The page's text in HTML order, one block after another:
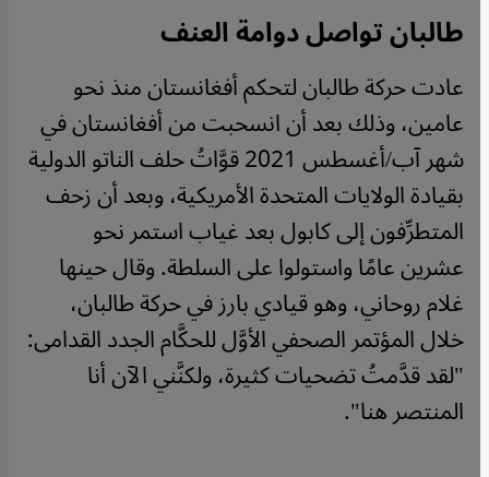
طالبان تواصل دوامة العنف
عادت حركة طالبان لتحكم أفغانستان منذ نحو
عامين، وذلك بعد أن انسحبت من أفغانستان في
شهر آب/أغسطس 2021 قوَّاتُ حلف الناتو الدولية
بقيادة الولايات المتحدة الأمريكية، وبعد أن زحف
المتطرِّفون إلى كابول بعد غياب استمر نحو
عشرين عامًا واستولوا على السلطة. وقال حينها
غلام روحاني، وهو قيادي بارز في حركة طالبان،
خلال المؤتمر الصحفي الأوَّل للحكَّام الجدد القدامى:
"لقد قدَّمتُ تضحيات كثيرة، ولكنَّني الآن أنا
المنتصر هنا".